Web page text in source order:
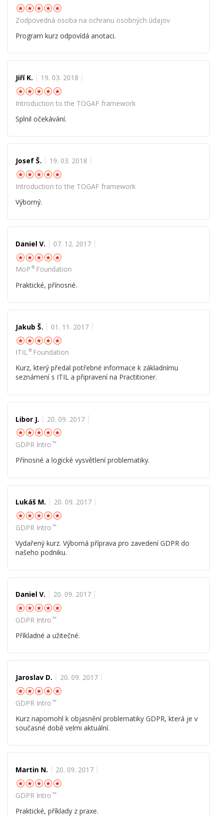
☆☆☆☆
Zodpovedná osoba na ochranu osobných údajov
Program kurz odpovídá anotaci.
Jiří K. 19. 03. 2018
☆☆☆☆
Introduction to the TOGAF framework
Splnil očekávání.
Josef Š. 19. 03. 2018
☆☆☆☆
Introduction to the TOGAF framework
Výborný.
Daniel V. 07. 12. 2017
☆☆☆☆
MoP ®Foundation
Praktické, přínosné.
Jakub Š. 01. 11. 2017
☆☆☆☆
ITIL®Foundation
Kurz, který předal potřebné informace k základnímu
seznámení s ITIL a připravení na Practitioner.
Libor J. 20. 09. 2017
☆☆☆☆
GDPR Intro ™
Přínosné a logické vysvětlení problematiky.
Lukáš M. 20. 09. 2017
☆☆☆☆
GDPR Intro ™
Vydařený kurz. Výborná příprava pro zavedení GDPR do
našeho podniku.
Daniel V. 20. 09. 2017
☆☆☆☆
GDPR Intro ™
Příkladné a užitečné.
Jaroslav D. 20. 09. 2017
☆☆☆☆
GDPR Intro ™
Kurz napomohl k objasnění problematiky GDPR, která je v
současné době velmi aktuální.
Martin N. 20. 09. 2017
☆☆☆☆
GDPR Intro ™
Praktické, příklady z praxe.